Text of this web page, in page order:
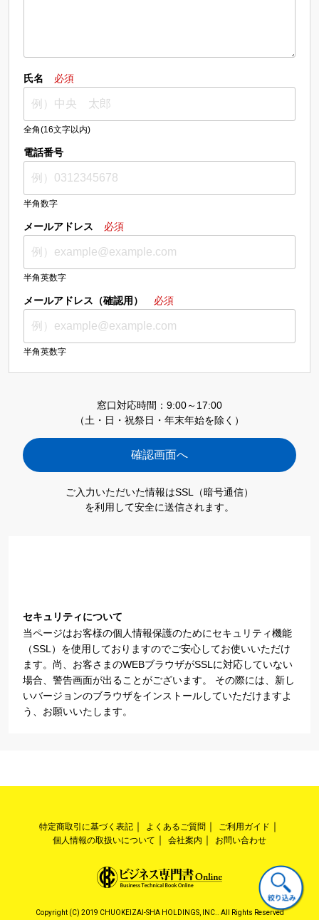
氏名 必須
全角(16文字以内)
電話番号
半角数字
メールアドレス 必須
半角英数字
メールアドレス（確認用） 必須
半角英数字
窓口対応時間：9:00～17:00
（土・日・祝祭日・年末年始を除く）
ご入力いただいた情報はSSL（暗号通信）
を利用して安全に送信されます。
セキュリティについて
当ページはお客様の個人情報保護のためにセキュリティ機能
（SSL）を使用しておりますのでご安心してお使いいただけ
ます。尚、お客さまのWEBブラウザがSSLに対応していない
場合、警告画面が出ることがございます。 その際には、新し
いバージョンのブラウザをインストールしていただけますよ
う、お願いいたします。
特定商取引に基づく表記 よくあるご質問
ご利用ガイド
個人情報の取扱いについて
会社案内 お問い合わせ
Copyright (C) 2019 CHUOKEIZAI-SHA HOLDINGS, INC.. All Rights Reserved